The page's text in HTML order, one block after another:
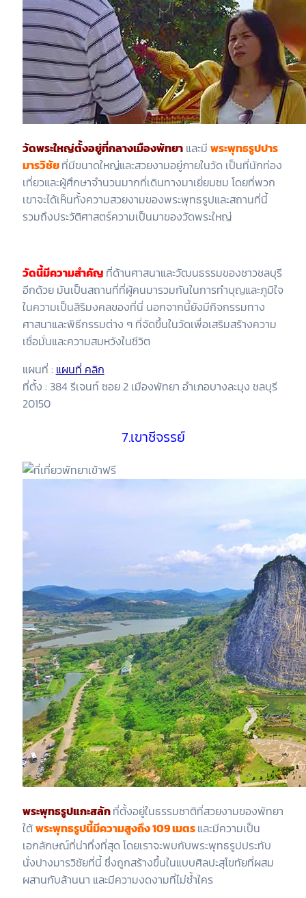
วัดพระใหญ่ตั้งอยู่ที่กลางเมืองพัทยาและมี พระพุทธรูปปาร
มารวิชัยที่มีขนาดใหญ่และสวยงามอยู่ภายในวัด เป็นที่นักท่อง
เที่ยวและผู้ศึกษาจำนวนมากที่เดินทางมาเยี่ยมชม โดยที่พวก
เขาจะได้เห็นทั้งความสวยงามของพระพุทธรูปและสถานที่นี้
รวมถึงประวัติศาสตร์ความเป็นมาของวัดพระใหญ่
วัดนี้มีความสำคัญ ที่ด้านศาสนาและวัฒนธรรมของชาวชลบุรี
อีกด้วย มันเป็นสถานที่ที่ผู้คนมารวมกันในการทำบุญและภูมิใจ
ในความเป็นสิริมงคลของที่นี่ นอกจากนี้ยังมีกิจกรรมทาง
ศาสนาและพิธีกรรมต่าง ๆ ที่จัดขึ้นในวัดเพื่อเสริมสร้างความ
เชื่อมั่นและความสมหวังในชีวิต
แผนที่ : แผนที่ คลิก
ที่ตั้ง : 384 รีเจนท์ ซอย 2 เมืองพัทยา อำเภอบางละมุง ชลบุรี
20150
7.เขาชีจรรย์
พระพุทธรูปแกะสลักที่ตั้งอยู่ในธรรมชาติที่สวยงามของพัทยา
ใต้พระพุทธรูปนี้มีความสูงถึง 109 เมตรและมีความเป็น
เอกลักษณ์ที่น่าทึ่งที่สุด โดยเราจะพบกับพระพุทธรูปประทับ
นั่งปางมารวิชัยที่นี้ ซึ่งถูกสร้างขึ้นในแบบศิลปะสุโขทัยที่ผสม
ผสานกับล้านนา และมีความงดงามที่ไม่ซ้ำใคร